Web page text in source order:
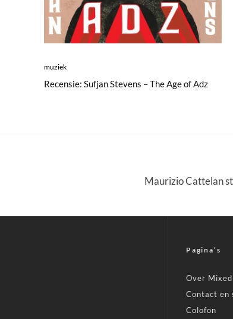
muziek
Recensie: Sufjan Stevens – The Age of Adz
Maurizio Cattelan
Pagina’s
Over
Contact en
Colofon